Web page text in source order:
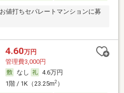
値打ちセパレートマンションに募
4.60万円
管理費3,000円
なし
4.6万円
1階 / 1K（23.25m2）